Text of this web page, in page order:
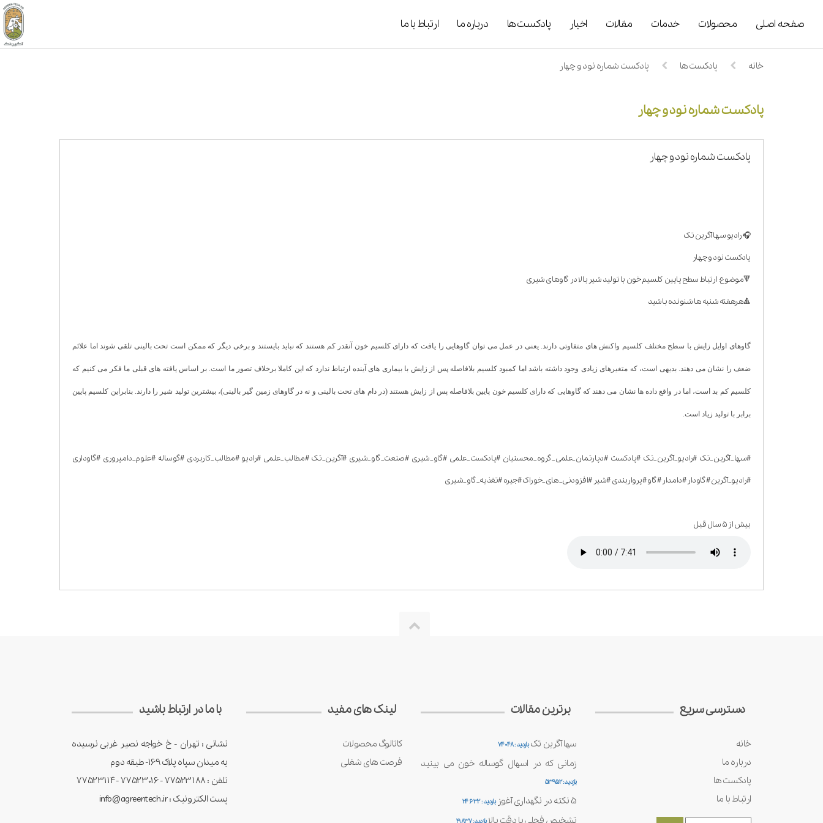
صفحه اصلی محصولات خدمات مقالات اخبار پادکست ها درباره ما ارتباط با ما
خانه پادکست ها پادکست شماره نود و چهار
پادکست شماره نود و چهار
پادکست شماره نود و چهار
🎧 رادیو سها آگرین تک
پادکست نود و چهار
🔻موضوع: ارتباط سطح پایین کلسیم خون با تولید شیر بالا در گاوهای شیری
🔺هرهفته شنبه ها شنونده باشید
گاوهای اوایل زایش با سطح مختلف کلسیم واکنش های متفاوتی دارند. یعنی در عمل می توان گاوهایی را یافت که دارای کلسیم خون آنقدر کم هستند که نباید بایستند و برخی دیگر که ممکن است تحت بالینی تلقی شوند اما علائم
ضعف را نشان می دهند. بدیهی است، که متغیرهای زیادی وجود داشته باشد اما کمبود کلسیم بلافاصله پس از زایش با بیماری های آینده ارتباط ندارد که این کاملا برخلاف تصور ما است. بر اساس یافته های قبلی ما فکر می کنیم که
کلسیم کم بد است، اما در واقع داده ها نشان می دهند که گاوهایی که دارای کلسیم خون پایین بلافاصله پس از زایش هستند (در دام های تحت بالینی و نه در گاوهای زمین گیر بالینی)، بیشترین تولید شیر را دارند. بنابراین کلسیم پایین
برابر با تولید زیاد است.
#سها_آگرین_تک #رادیو_آگرین_تک #پادکست #دپارتمان_علمی_گروه_محسنیان #پادکست_علمی #گاو_شیری #صنعت_گاو_شیری #آگرین_تک #مطالب_علمی #رادیو #مطالب_کاربردی #گوساله #علوم_دامپروری #گاوداری
#رادیو_آگرین #گاودار #دامدار #گاو #پرواربندی #شیر #افزودنی_های_خوراک #جیره #تغذیه_گاو_شیری
بیش از ۵ سال قبل
دسترسی سریع
خانه
درباره ما
پادکست ها
ارتباط با ما
برترین مقالات
سها آگرین تک بازدید : 74048
زمانی که در اسهال گوساله خون می بینید
بازدید : 53952
5 نکته در نگهداری آغوز بازدید : 24632
تشخیص فحلی با دقت بالا
لینک های مفید
کاتالوگ محصولات
فرصت های شغلی
با ما در ارتباط باشید
نشانی : تهران - خ خواجه نصیر غربی نرسیده
به میدان سپاه پلاک 169- طبقه دوم
تلفن : 77523188 - 77523016 -77523114
پست الکترونیک : info@agreentech.ir